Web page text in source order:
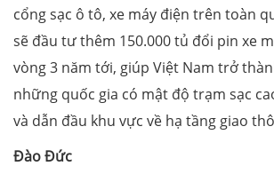
cổng sạc ô tô, xe máy điện trên toàn
sẽ đầu tư thêm 150.000 tủ đổi pin xe
vòng 3 năm tới, giúp Việt Nam trở
những quốc gia có mật độ trạm sạc
và dẫn đầu khu vực về hạ tầng giao
Đào Đức